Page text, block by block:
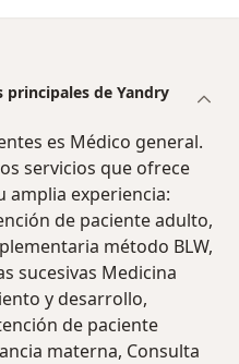
principales de Yandry
es Médico general.
servicios que ofrece
amplia experiencia:
de paciente adulto,
método BLW,
sucesivas Medicina
y desarrollo,
de paciente
materna, Consulta